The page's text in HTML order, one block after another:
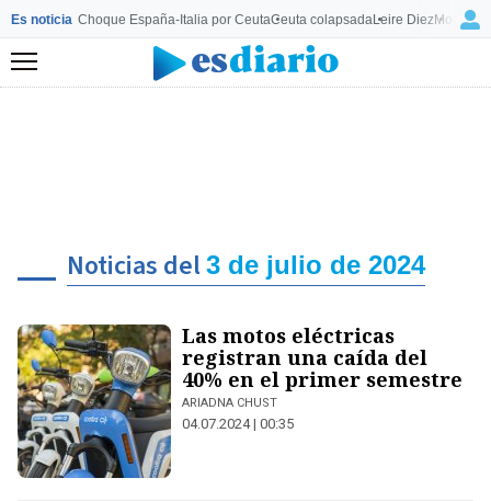
Es noticia Choque España-Italia por CeutaCeuta colapsadaLeire Diez
Menú
Noticias del3 de julio de 2024
Las motos eléctricas
registran una caída del
40% en el primer semestre
ARIADNA CHUST
04.07.2024 | 00:35